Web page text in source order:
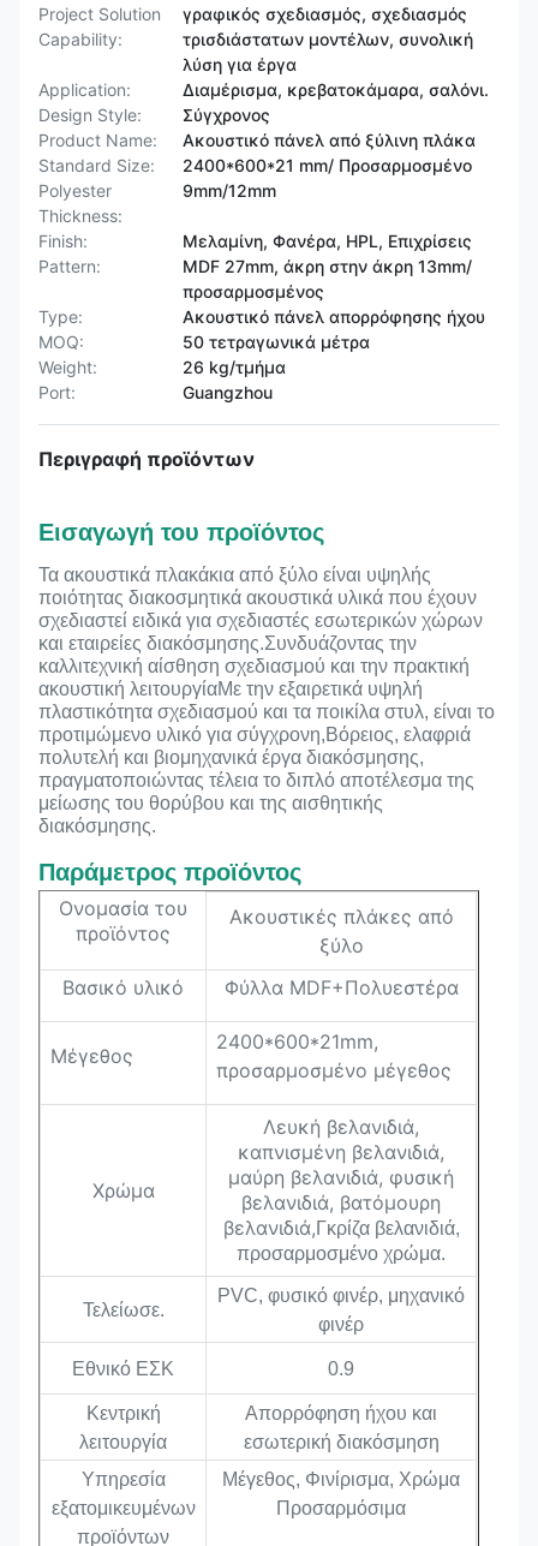
Project Solution
Capability:
γραφικός σχεδιασμός, σχεδιασμός
τρισδιάστατων μοντέλων, συνολική
λύση για έργα
Application:
Διαμέρισμα, κρεβατοκάμαρα, σαλόνι.
Design Style:
Σύγχρονος
Product Name:
Ακουστικό πάνελ από ξύλινη πλάκα
Standard Size:
2400*600*21 mm/ Προσαρμοσμένο
Polyester
Thickness:
9mm/12mm
Finish:
Μελαμίνη, Φανέρα, HPL, Επιχρίσεις
Pattern:
MDF 27mm, άκρη στην άκρη 13mm/
προσαρμοσμένος
Type:
Ακουστικό πάνελ απορρόφησης ήχου
MOQ:
50 τετραγωνικά μέτρα
Weight:
26 kg/τμήμα
Port:
Guangzhou
Περιγραφή προϊόντων
Εισαγωγή του προϊόντος
Τα ακουστικά πλακάκια από ξύλο είναι υψηλής
ποιότητας διακοσμητικά ακουστικά υλικά που έχουν
σχεδιαστεί ειδικά για σχεδιαστές εσωτερικών χώρων
και εταιρείες διακόσμησης.Συνδυάζοντας την
καλλιτεχνική αίσθηση σχεδιασμού και την πρακτική
ακουστική λειτουργίαΜε την εξαιρετικά υψηλή
πλαστικότητα σχεδιασμού και τα ποικίλα στυλ, είναι το
προτιμώμενο υλικό για σύγχρονη,Βόρειος, ελαφριά
πολυτελή και βιομηχανικά έργα διακόσμησης,
πραγματοποιώντας τέλεια το διπλό αποτέλεσμα της
μείωσης του θορύβου και της αισθητικής
διακόσμησης.
Παράμετρος προϊόντος
Ονομασία του
προϊόντος
Ακουστικές πλάκες από
ξύλο
Βασικό υλικό
Φύλλα MDF+Πολυεστέρα
Μέγεθος
2400*600*21mm,
προσαρμοσμένο μέγεθος
Χρώμα
Λευκή βελανιδιά,
καπνισμένη βελανιδιά,
μαύρη βελανιδιά, φυσική
βελανιδιά, βατόμουρη
βελανιδιά,Γκρίζα βελανιδιά,
προσαρμοσμένο χρώμα.
Τελείωσε.
PVC, φυσικό φινέρ, μηχανικό
φινέρ
Εθνικό ΕΣΚ 0.9
Κεντρική
λειτουργία
Απορρόφηση ήχου και
εσωτερική διακόσμηση
Υπηρεσία
εξατομικευμένων
προϊόντων
Μέγεθος, Φινίρισμα, Χρώμα
Προσαρμόσιμα